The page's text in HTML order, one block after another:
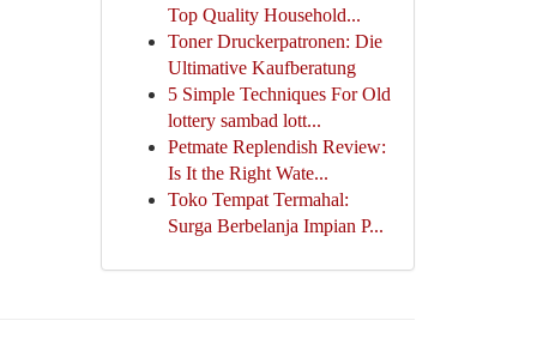
Top Quality Household...
Toner Druckerpatronen: Die
Ultimative Kaufberatung
5 Simple Techniques For Old
lottery sambad lott...
Petmate Replendish Review:
Is It the Right Wate...
Toko Tempat Termahal:
Surga Berbelanja Impian P...